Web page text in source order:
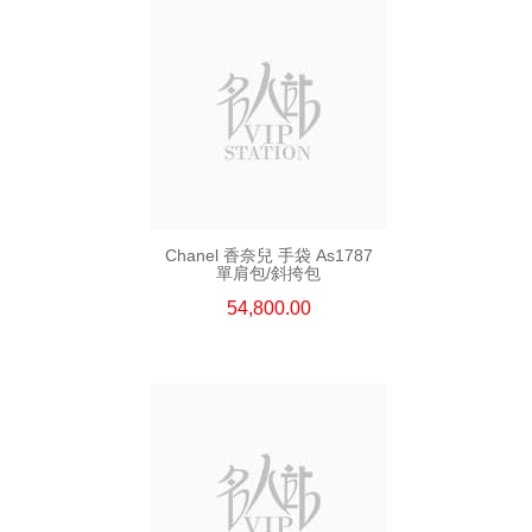
Chanel 香奈兒 手袋 As1787
單肩包/斜挎包
54,800.00